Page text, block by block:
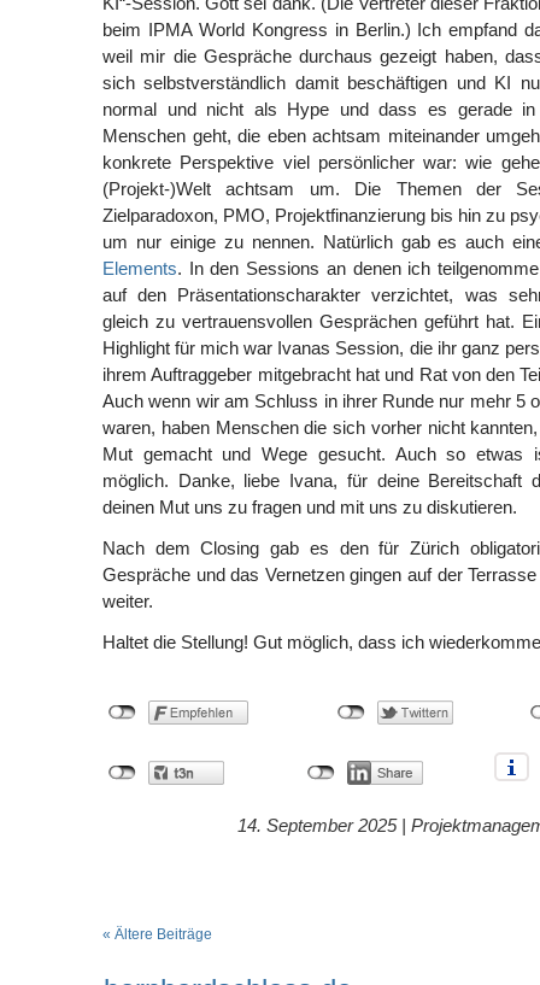
beim IPMA World Kongress in Berlin.) Ich empfand
weil mir die Gespräche durchaus gezeigt haben,
sich selbstverständlich damit beschäftigen und KI
normal und nicht als Hype und dass es gerade
Menschen geht, die eben achtsam miteinander
konkrete Perspektive viel persönlicher war: wie
(Projekt-)Welt achtsam um. Die Themen der
Zielparadoxon, PMO, Projektfinanzierung bis hin zu
um nur einige zu nennen. Natürlich gab es auch
Elements. In den Sessions an denen ich
auf den Präsentationscharakter verzichtet, was
gleich zu vertrauensvollen Gesprächen geführt hat.
Highlight für mich war Ivanas Session, die ihr ganz
ihrem Auftraggeber mitgebracht hat und Rat von den
Auch wenn wir am Schluss in ihrer Runde nur mehr 5
waren, haben Menschen die sich vorher nicht
Mut gemacht und Wege gesucht. Auch so etwas
möglich. Danke, liebe Ivana, für deine Bereitschaft
deinen Mut uns zu fragen und mit uns zu diskutieren.
Nach dem Closing gab es den für Zürich
Gespräche und das Vernetzen gingen auf der
weiter.
Haltet die Stellung! Gut möglich, dass ich
14. September 2025 |
« Ältere Beiträge